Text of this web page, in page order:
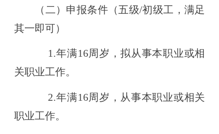
（二） 申报条件（五级/初级工，满足
其一即可）
1.年满16周岁，拟从事本职业或相
关职业工作。
2.年满16周岁，从事本职业或相关
职业工作。